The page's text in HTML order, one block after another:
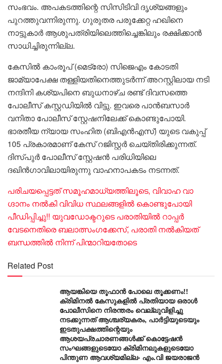
സംഭവം. അപകടത്തിന്റെ സിസിടിവി ദൃശ്യങ്ങളും
പുറത്തുവന്നിരുന്നു. ഗുരുതര പരുക്കേറ്റ ഹഖിനെ
നാട്ടുകാർ ആശുപത്രിയിലെത്തിച്ചെങ്കിലും രക്ഷിക്കാൻ
സാധിച്ചിരുന്നില്ല.
കേസിൽ കാംരൂപ് (മെട്രോ) സിജെഎം കോടതി
ജാമ്യാപേക്ഷ തള്ളിയതിനെത്തുടർന്ന് അറസ്റ്റിലായ നടി
നന്ദിനി കശ്യപിനെ ബുധനാഴ്ച രണ്ട് ദിവസത്തെ
പോലീസ് കസ്റ്റഡിയിൽ വിട്ടു. ഇവരെ പാൻബസാർ
വനിതാ പോലീസ് സ്റ്റേഷനിലേക്ക് കൊണ്ടുപോയി.
ഭാരതീയ ന്യായ സംഹിത (ബിഎൻഎസ്) യുടെ വകുപ്പ്
105 പ്രകാരമാണ് കേസ് റജിസ്റ്റർ ചെയ്തിരിക്കുന്നത്.
ദിസ്പുർ പോലീസ് സ്റ്റേഷൻ പരിധിയിലെ
ദഖിൻഗാവിലായിരുന്നു വാഹനാപകടം നടന്നത്.
പരിചയപ്പെട്ടത് സമൂഹമാധ്യത്തിലൂടെ, വിവാഹ വാ​
ഗ്ദാനം നൽകി വിവിധ സ്ഥലങ്ങളി‍ൽ കൊണ്ടുപോയി
പീഡിപ്പിച്ചു!! യുവഡോക്ടറുടെ പരാതിയിൽ റാപ്പർ
വേടനെതിരെ ബലാത്സം​ഗക്കേസ്, പരാതി നൽകിയത്
ബന്ധത്തിൽ നിന്ന് പിന്മാറിയതോടെ
Related Post
ആയങ്കിയെ തൂഫാൻ പോലെ തൂക്കണം!!
ക്രിമിനൽ കേസുകളിൽ പ്രതിയായ ഒരാൾ
പോലീസിനെ നിരന്തരം വെല്ലുവിളിച്ചു
നടക്കുന്നത് ആശ്ചര്യകരം, പാർട്ടിയുടെയും
ഇടതുപക്ഷത്തിന്റെയും
ആശയപ്രചാരണങ്ങൾക്ക് കൊട്ടേഷൻ
സംഘങ്ങളുടെയോ ക്രിമിനലുകളുടെയോ
പിന്തുണ ആവശ്യമില്ല- എം.വി ജയരാജൻ